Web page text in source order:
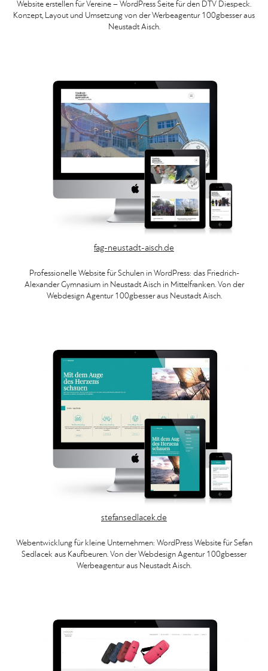
Website erstellen für Vereine – WordPress Seite für den DTV Diespeck.
Konzept, Layout und Umsetzung von der Werbeagentur 100gbesser aus
Neustadt Aisch.
fag-neustadt-aisch.de
Professionelle Website für Schulen in WordPress: das Friedrich-
Alexander Gymnasium in Neustadt Aisch in Mittelfranken. Von der
Webdesign Agentur 100gbesser aus Neustadt Aisch.
stefansedlacek.de
Webentwicklung für kleine Unternehmen: WordPress Website für Sefan
Sedlacek aus Kaufbeuren. Von der Webdesign Agentur 100gbesser
Werbeagentur aus Neustadt Aisch.